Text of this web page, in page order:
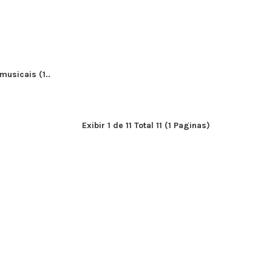
(1..
Exibir 1 de 11 Total 11 (1 Paginas)